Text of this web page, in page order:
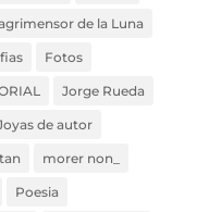
de la Luna
Fotos
Jorge Rueda
de autor
morer non_
Poesia